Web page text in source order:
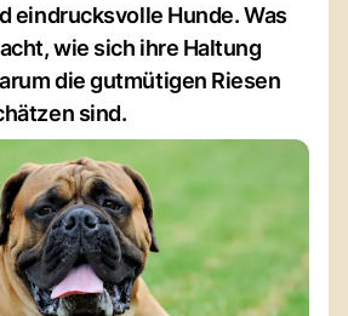
eindrucksvolle Hunde. Was
wie sich ihre Haltung
die gutmütigen Riesen
sind.